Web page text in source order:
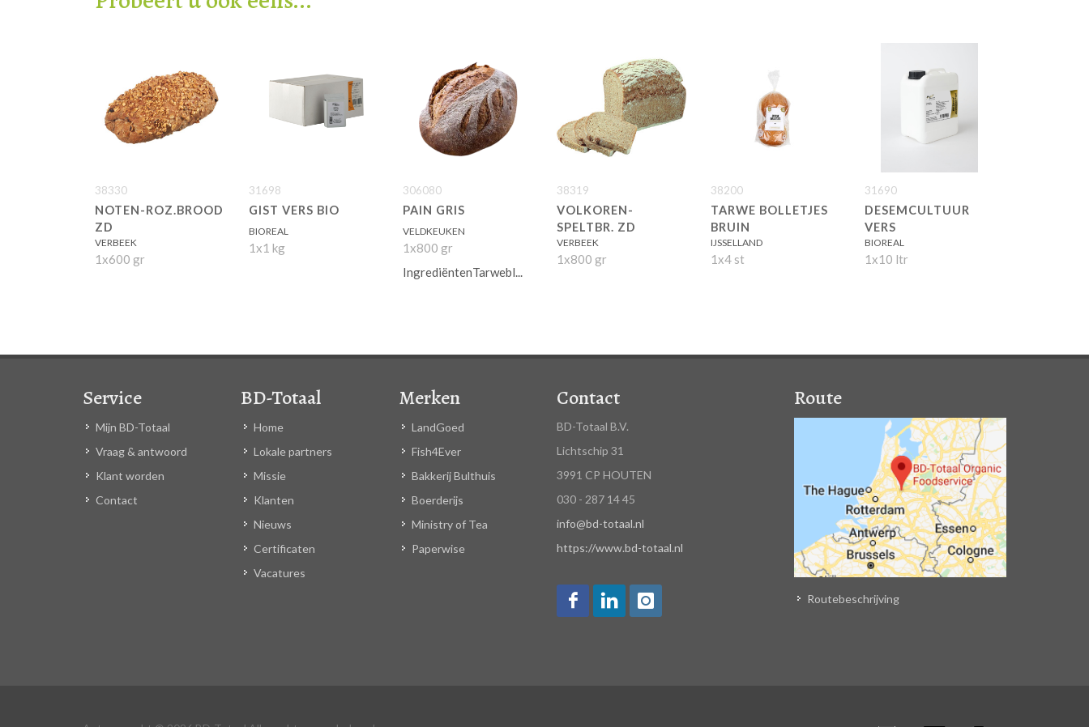
38330
NOTEN-ROZ.BROOD
ZD
VERBEEK
1x600 gr
31698
GIST VERS BIO
BIOREAL
1x1 kg
306080
PAIN GRIS
VELDKEUKEN
1x800 gr
IngrediëntenTarwebl...
38319
VOLKOREN-
SPELTBR. ZD
VERBEEK
1x800 gr
38200
TARWE BOLLETJES
BRUIN
IJSSELLAND
1x4 st
31690
DESEMCULTUUR
VERS
BIOREAL
1x10 ltr
Service
Mijn BD-Totaal
Vraag & antwoord
Klant worden
Contact
BD-Totaal
Home
Lokale partners
Missie
Klanten
Nieuws
Certificaten
Vacatures
Merken
LandGoed
Fish4Ever
Bakkerij Bulthuis
Boerderijs
Ministry of Tea
Paperwise
Contact
BD-Totaal B.V.
Lichtschip 31
3991 CP HOUTEN
030 - 287 14 45
info@bd-totaal.nl
https://www.bd-totaal.nl
Route
Routebeschrijving